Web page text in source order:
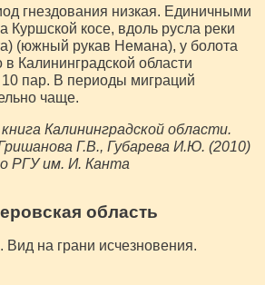
гнездования низкая. Единичными
Куршской косе, вдоль русла реки
(южный рукав Немана), у болота
Калининградской области
10 пар. В периоды миграций
чаще.
Калининградской области.
Г.В., Губарева И.Ю. (2010)
РГУ им. И. Канта
область
Вид на грани исчезновения.